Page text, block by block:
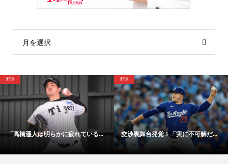
月を選択
舞台発覚！「実に不可解だ... 「48時間以内にサイン！」冨安健...
野球
【映